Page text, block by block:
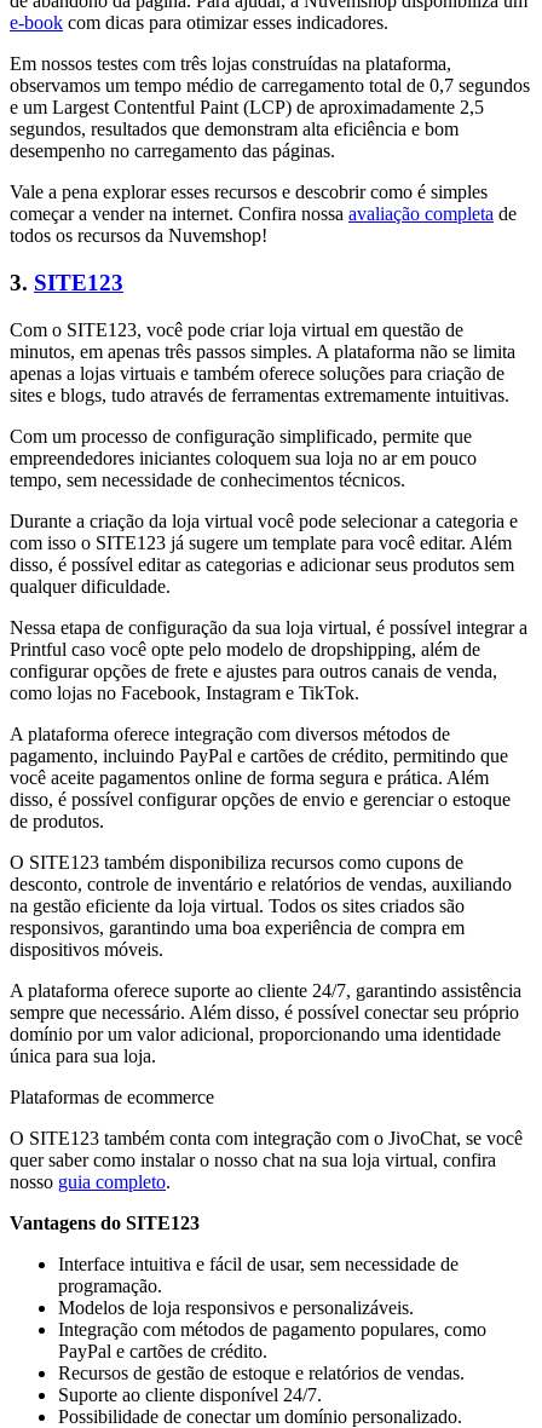
e-book com dicas para otimizar esses indicadores.
Em nossos testes com três lojas construídas na plataforma,
observamos um tempo médio de carregamento total de 0,7 segundos
e um Largest Contentful Paint (LCP) de aproximadamente 2,5
segundos, resultados que demonstram alta eficiência e bom
desempenho no carregamento das páginas.
Vale a pena explorar esses recursos e descobrir como é simples
começar a vender na internet. Confira nossa avaliação completa de
todos os recursos da Nuvemshop!
3. SITE123
Com o SITE123, você pode criar loja virtual em questão de
minutos, em apenas três passos simples. A plataforma não se limita
apenas a lojas virtuais e também oferece soluções para criação de
sites e blogs, tudo através de ferramentas extremamente intuitivas.
Com um processo de configuração simplificado, permite que
empreendedores iniciantes coloquem sua loja no ar em pouco
tempo, sem necessidade de conhecimentos técnicos.
Durante a criação da loja virtual você pode selecionar a categoria e
com isso o SITE123 já sugere um template para você editar. Além
disso, é possível editar as categorias e adicionar seus produtos sem
qualquer dificuldade.
Nessa etapa de configuração da sua loja virtual, é possível integrar a
Printful caso você opte pelo modelo de dropshipping, além de
configurar opções de frete e ajustes para outros canais de venda,
como lojas no Facebook, Instagram e TikTok.
A plataforma oferece integração com diversos métodos de
pagamento, incluindo PayPal e cartões de crédito, permitindo que
você aceite pagamentos online de forma segura e prática. Além
disso, é possível configurar opções de envio e gerenciar o estoque
de produtos.
O SITE123 também disponibiliza recursos como cupons de
desconto, controle de inventário e relatórios de vendas, auxiliando
na gestão eficiente da loja virtual. Todos os sites criados são
responsivos, garantindo uma boa experiência de compra em
dispositivos móveis.
A plataforma oferece suporte ao cliente 24/7, garantindo assistência
sempre que necessário. Além disso, é possível conectar seu próprio
domínio por um valor adicional, proporcionando uma identidade
única para sua loja.
Plataformas de ecommerce
O SITE123 também conta com integração com o JivoChat, se você
quer saber como instalar o nosso chat na sua loja virtual, confira
nosso guia completo.
Vantagens do SITE123
Interface intuitiva e fácil de usar, sem necessidade de
programação.
Modelos de loja responsivos e personalizáveis.
Integração com métodos de pagamento populares, como
PayPal e cartões de crédito.
Recursos de gestão de estoque e relatórios de vendas.
Suporte ao cliente disponível 24/7.
Possibilidade de conectar um domínio personalizado.